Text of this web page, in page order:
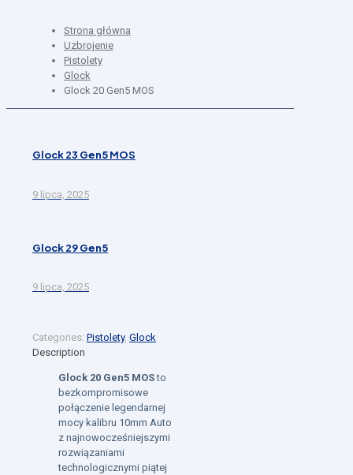
Strona główna
Uzbrojenie
Pistolety
Glock
Glock 20 Gen5 MOS
Glock 23 Gen5 MOS
9 lipca, 2025
Glock 29 Gen5
9 lipca, 2025
Categories: Pistolety, Glock
Description
Glock 20 Gen5 MOSto
bezkompromisowe
połączenie legendarnej
mocy kalibru 10mm Auto
z najnowocześniejszymi
rozwiązaniami
technologicznymi piątej